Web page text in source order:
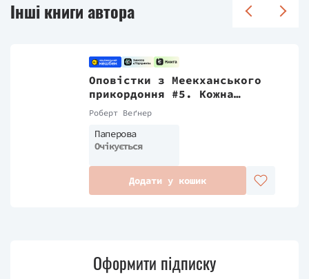
Інші книги автора
Оповістки з Меекханського
прикордоння #5. Кожна
мертва мрія
Роберт Веґнер
Паперова
Очікується
Додати у кошик
Оформити підписку